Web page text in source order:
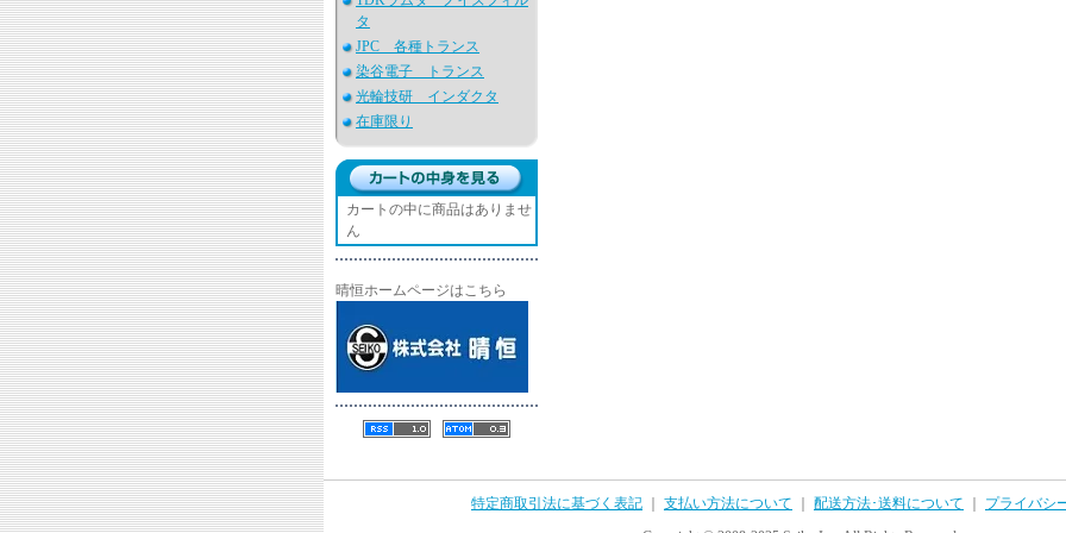
タ
JPC 各種トランス
染谷電子 トランス
光輪技研 インダクタ
在庫限り
カートの中に商品はありませ
ん
晴恒ホームページはこちら
特定商取引法に基づく表記 支払い方法について 配送方法･送料について
プライバシ